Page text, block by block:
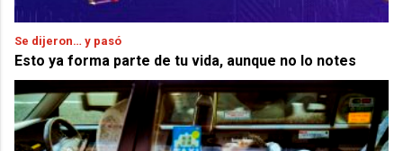
Se dijeron… y pasó
Esto ya forma parte de tu vida, aunque no lo notes